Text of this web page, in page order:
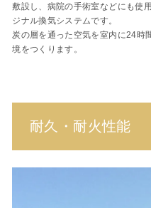
敷設し、病院の手術室などにも使
ジナル換気システムです。
炭の層を通った空気を室内に24時
境をつくります。
耐久・耐火性能